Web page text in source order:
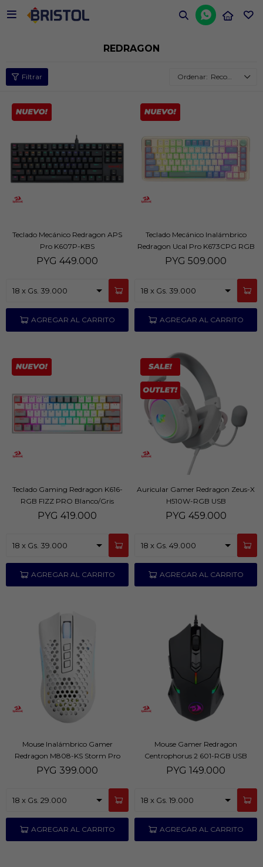


REDRAGON
Recomendados
Teclado Mecánico Redragon APS
Pro K607P-KBS
PYG 449.000
Teclado Mecánico Inalámbrico
Redragon Ucal Pro K673CPG RGB
Crema
PYG 509.000
Teclado Gaming Redragon K616-
RGB FIZZ PRO Blanco/Gris
PYG 419.000
Auricular Gamer Redragon Zeus-X
H510W-RGB USB
PYG 459.000
Mouse Inalámbrico Gamer
Redragon M808-KS Storm Pro
Blanco
PYG 399.000
Mouse Gamer Redragon
Centrophorus 2 601-RGB USB
Negro
PYG 149.000